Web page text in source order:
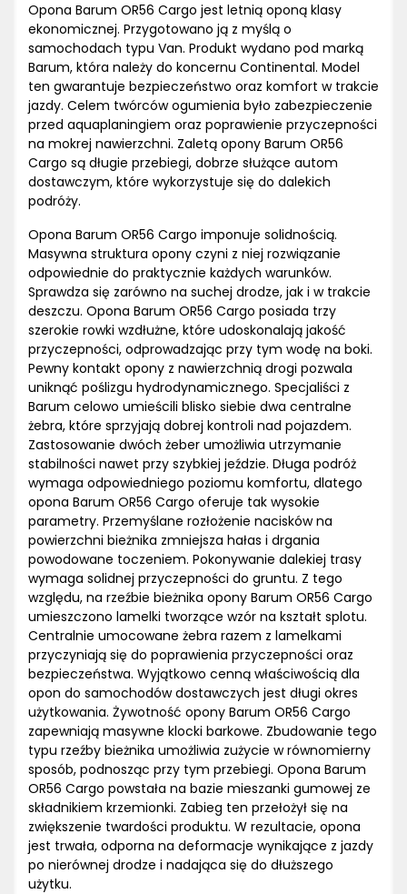
Opona Barum OR56 Cargo jest letnią oponą klasy
ekonomicznej. Przygotowano ją z myślą o
samochodach typu Van. Produkt wydano pod marką
Barum, która należy do koncernu Continental. Model
ten gwarantuje bezpieczeństwo oraz komfort w trakcie
jazdy. Celem twórców ogumienia było zabezpieczenie
przed aquaplaningiem oraz poprawienie przyczepności
na mokrej nawierzchni. Zaletą opony Barum OR56
Cargo są długie przebiegi, dobrze służące autom
dostawczym, które wykorzystuje się do dalekich
podróży.
Opona Barum OR56 Cargo imponuje solidnością.
Masywna struktura opony czyni z niej rozwiązanie
odpowiednie do praktycznie każdych warunków.
Sprawdza się zarówno na suchej drodze, jak i w trakcie
deszczu. Opona Barum OR56 Cargo posiada trzy
szerokie rowki wzdłużne, które udoskonalają jakość
przyczepności, odprowadzając przy tym wodę na boki.
Pewny kontakt opony z nawierzchnią drogi pozwala
uniknąć poślizgu hydrodynamicznego. Specjaliści z
Barum celowo umieścili blisko siebie dwa centralne
żebra, które sprzyjają dobrej kontroli nad pojazdem.
Zastosowanie dwóch żeber umożliwia utrzymanie
stabilności nawet przy szybkiej jeździe. Długa podróż
wymaga odpowiedniego poziomu komfortu, dlatego
opona Barum OR56 Cargo oferuje tak wysokie
parametry. Przemyślane rozłożenie nacisków na
powierzchni bieżnika zmniejsza hałas i drgania
powodowane toczeniem. Pokonywanie dalekiej trasy
wymaga solidnej przyczepności do gruntu. Z tego
względu, na rzeźbie bieżnika opony Barum OR56 Cargo
umieszczono lamelki tworzące wzór na kształt splotu.
Centralnie umocowane żebra razem z lamelkami
przyczyniają się do poprawienia przyczepności oraz
bezpieczeństwa. Wyjątkowo cenną właściwością dla
opon do samochodów dostawczych jest długi okres
użytkowania. Żywotność opony Barum OR56 Cargo
zapewniają masywne klocki barkowe. Zbudowanie tego
typu rzeźby bieżnika umożliwia zużycie w równomierny
sposób, podnosząc przy tym przebiegi. Opona Barum
OR56 Cargo powstała na bazie mieszanki gumowej ze
składnikiem krzemionki. Zabieg ten przełożył się na
zwiększenie twardości produktu. W rezultacie, opona
jest trwała, odporna na deformacje wynikające z jazdy
po nierównej drodze i nadająca się do dłuższego
użytku.